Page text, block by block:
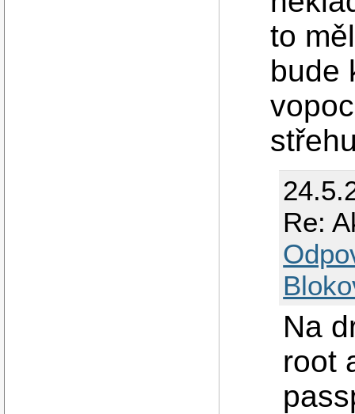
to
bude
Re:
Na
root